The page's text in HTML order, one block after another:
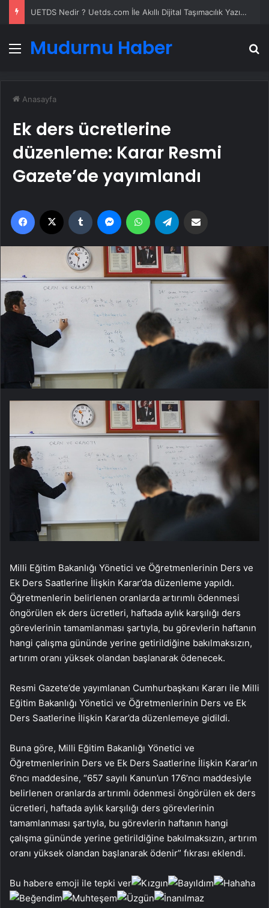
UETDS Nedir ? Uetds.com İle Akıllı Dijital Taşımacılık Yazılımı
MenüMudurnu Haber
Anasayfa
Ek ders ücretlerine
düzenleme: Karar Resmi
Gazete’de yayımlandı
Facebook Tumblr MessengerWhatsApp
Milli Eğitim Bakanlığı Yönetici ve Öğretmenlerinin Ders ve
Ek Ders Saatlerine İlişkin Karar’da düzenleme yapıldı.
Öğretmenlerin belirlenen oranlarda artırımlı ödenmesi
öngörülen ek ders ücretleri, haftada aylık karşılığı ders
görevlerinin tamamlanması şartıyla, bu görevlerin haftanın
hangi çalışma gününde yerine getirildiğine bakılmaksızın,
artırım oranı yüksek olandan başlanarak ödenecek.
Resmi Gazete’de yayımlanan Cumhurbaşkanı Kararı ile Milli
Eğitim Bakanlığı Yönetici ve Öğretmenlerinin Ders ve Ek
Ders Saatlerine İlişkin Karar’da düzenlemeye gidildi.
Buna göre, Milli Eğitim Bakanlığı Yönetici ve
Öğretmenlerinin Ders ve Ek Ders Saatlerine İlişkin Karar’ın
6’ncı maddesine, “657 sayılı Kanun’un 176’ncı maddesiyle
belirlenen oranlarda artırımlı ödenmesi öngörülen ek ders
ücretleri, haftada aylık karşılığı ders görevlerinin
tamamlanması şartıyla, bu görevlerin haftanın hangi
çalışma gününde yerine getirildiğine bakılmaksızın, artırım
oranı yüksek olandan başlanarak ödenir” fıkrası eklendi.
Bu habere emoji ile tepki ver